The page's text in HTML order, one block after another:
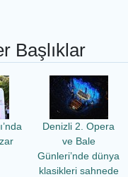
Başlıklar
Denizli 2. Opera
ve Bale
Günleri’nde dünya
klasikleri sahnede